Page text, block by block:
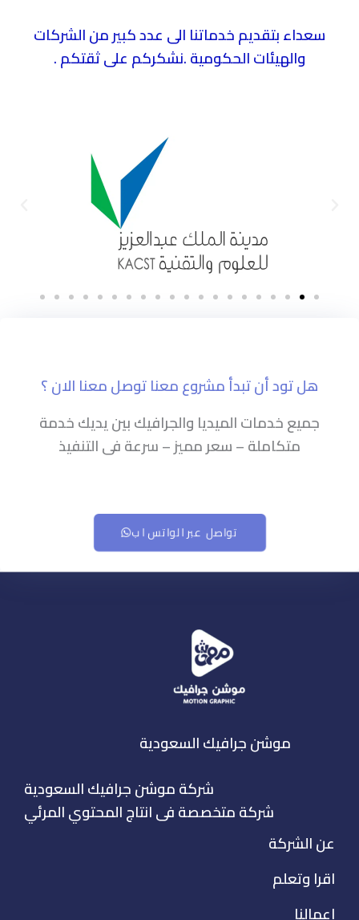
سعداء بتقديم خدماتنا الى عدد كبير من الشركات
والهيئات الحكومية .نشكركم على ثقتكم .
هل تود أن تبدأ مشروع معنا توصل معنا الان ؟
جميع خدمات الميديا والجرافيك بين يديك خدمة
متكاملة – سعر مميز – سرعة فى التنفيذ
تواصل عبر الواتس اب
موشن جرافيك السعودية
شركة موشن جرافيك السعودية
شركة متخصصة فى انتاج المحتوي المرئي
عن الشركة
اقرا وتعلم
اعمالنا